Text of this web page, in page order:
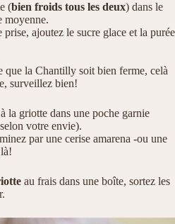
(bien froids tous les deux) dans le
moyenne.
ajoutez le sucre glace et la purée
que la Chantilly soit bien ferme, celà
surveillez bien!
la griotte dans une poche garnie
votre envie).
par une cerise amarena -ou une
au frais dans une boîte, sortez les